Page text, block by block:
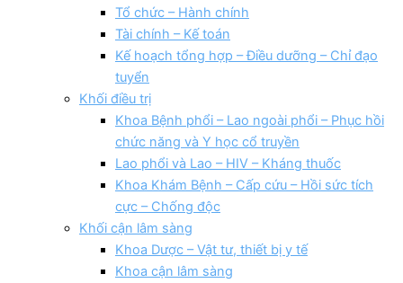
Tổ chức – Hành chính
Tài chính – Kế toán
Kế hoạch tổng hợp – Điều dưỡng – Chỉ đạo
tuyển
Khối điều trị
Khoa Bệnh phổi – Lao ngoài phổi – Phục hồi
chức năng và Y học cổ truyền
Lao phổi và Lao – HIV – Kháng thuốc
Khoa Khám Bệnh – Cấp cứu – Hồi sức tích
cực – Chống độc
Khối cận lâm sàng
Khoa Dược – Vật tư, thiết bị y tế
Khoa cận lâm sàng